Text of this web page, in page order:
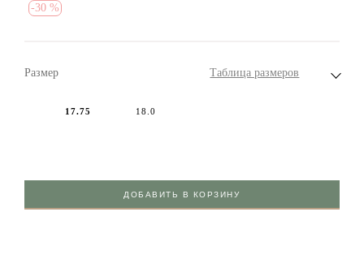
-30 %
Размер Таблица размеров
17.75 18.0
ДОБАВИТЬ В КОРЗИНУ